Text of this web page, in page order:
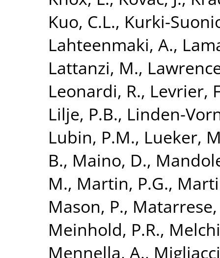
Kuo, C.L., Kurki-
Lahteenmaki, A.,
Lattanzi, M.,
Leonardi, R., Levrier,
Lilje, P.B., Linden-
Lubin, P.M., Lueker,
B., Maino, D.,
M., Martin, P.G.,
Mason, P., Matarrese,
Meinhold, P.R.,
Mennella, A.,